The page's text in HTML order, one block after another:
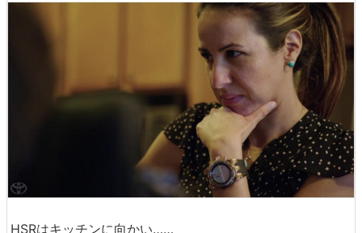
HSRはキッチンに向かい……